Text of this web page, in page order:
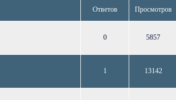
Ответов Просмотров
0 5857
1 13142